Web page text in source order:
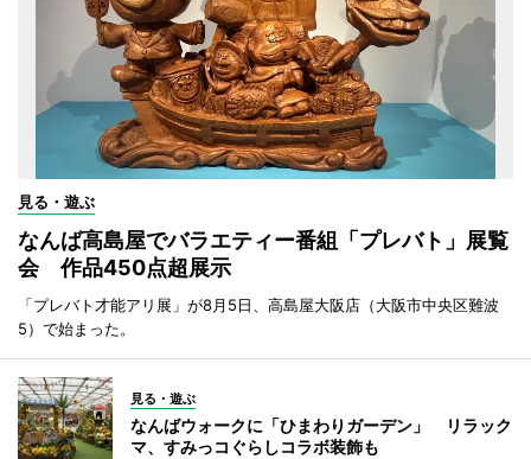
見る・遊ぶ
なんば高島屋でバラエティー番組「プレバト」展覧
会 作品450点超展示
「プレバト才能アリ展」が8月5日、高島屋大阪店（大阪市中央区難波
5）で始まった。
見る・遊ぶ
なんばウォークに「ひまわりガーデン」 リラック
マ、すみっコぐらしコラボ装飾も